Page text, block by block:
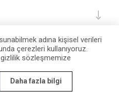
by
darts
© 2026 Tüm Hakları Saklıdır.
adına kişisel verileri
çerezleri kullanıyoruz.
sözleşmemize
Daha fazla bilgi